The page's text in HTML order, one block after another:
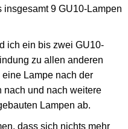
9 GU10-Lampen
ich ein bis zwei GU10-
zu allen anderen
Lampe nach der
nach und nach weitere
Lampen ab.
dass sich nichts mehr